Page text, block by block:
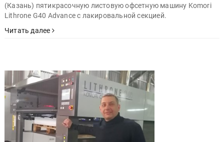
(Казань) пятикрасочную листовую офсетную машину Komori
Lithrone G40 Advance с лакировальной секцией.
Читать далее